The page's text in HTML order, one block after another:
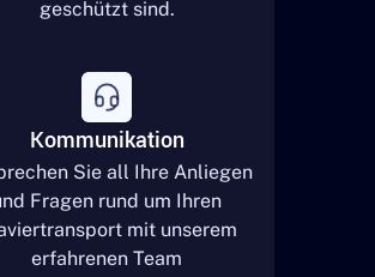
geschützt sind.
Kommunikation
Sie all Ihre Anliegen
Fragen rund um Ihren
mit unserem
erfahrenen Team